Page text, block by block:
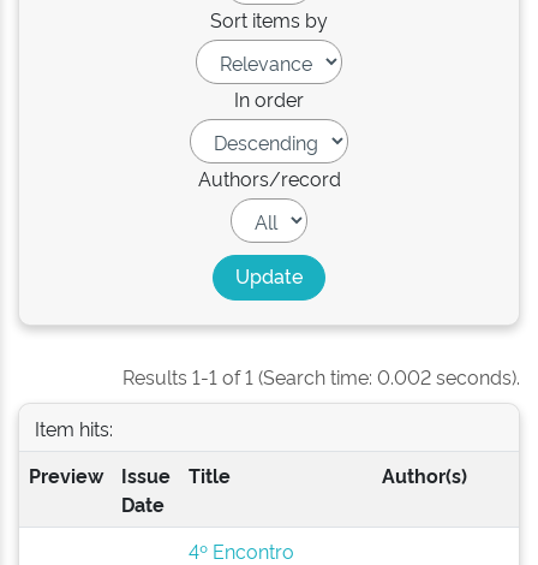
Sort items by
In order
Authors/record
Results 1-1 of 1 (Search time: 0.002 seconds).
Item hits:
Preview
Issue
Date
Title Author(s)
4º Encontro